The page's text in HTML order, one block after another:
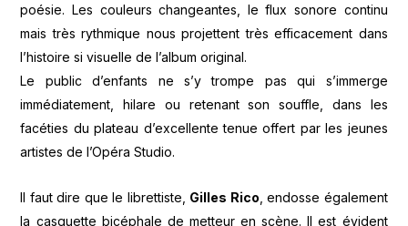
poésie. Les couleurs changeantes, le flux sonore continu
mais très rythmique nous projettent très efficacement dans
l’histoire si visuelle de l’album original.
Le public d’enfants ne s’y trompe pas qui s’immerge
immédiatement, hilare ou retenant son souffle, dans les
facéties du plateau d’excellente tenue offert par les jeunes
artistes de l’Opéra Studio.
Il faut dire que le librettiste, Gilles Rico, endosse également
la casquette bicéphale de metteur en scène. Il est évident